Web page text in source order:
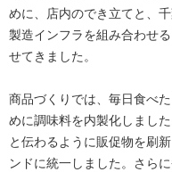
めに、店内のでき立てと、
製造インフラを組み合わせ
せてきました。
商品づくりでは、毎日食べ
めに調味料を内製化しまし
と伝わるように販促物を刷
ンドに統一しました。さら